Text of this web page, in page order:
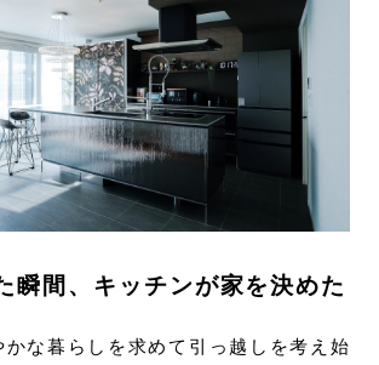
瞬間、キッチンが家を決めた
かな暮らしを求めて引っ越しを考え始